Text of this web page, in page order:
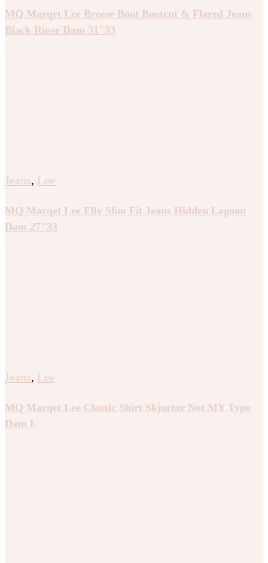
MQ Marqet Lee Breese Boot Bootcut & Flared Jeans
Black Rinse Dam 31″33
Jeans, Lee
MQ Marqet Lee Elly Slim Fit Jeans Hidden Lagoon
Dam 27″33
Jeans, Lee
MQ Marqet Lee Classic Shirt Skjortor Not MY Type
Dam L